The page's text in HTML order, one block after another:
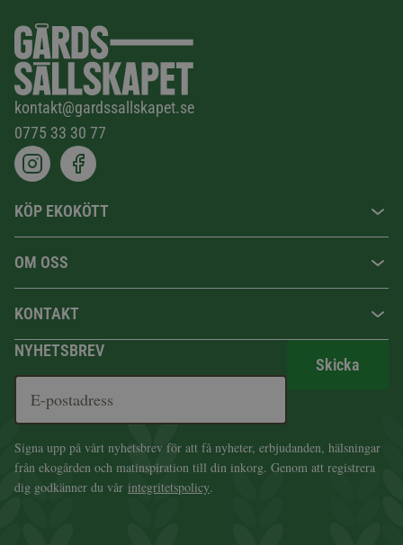
kontakt@gardssallskapet.se
0775 33 30 77
KÖP EKOKÖTT
OM OSS
KONTAKT
NYHETSBREV
Skicka
Signa upp på vårt nyhetsbrev för att få nyheter, erbjudanden, hälsningar
från ekogården och matinspiration till din inkorg. Genom att registrera
dig godkänner du vår integritetspolicy.